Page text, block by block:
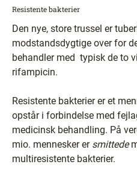
Resistente bakterier
Den nye, store trussel er
modstandsdygtige over for
behandler med ­ typisk de to
rifampicin.
Resistente bakterier er et
opstår i forbindelse med
medicinsk behandling. På
mio. mennesker er smittede
multiresistente bakterier.